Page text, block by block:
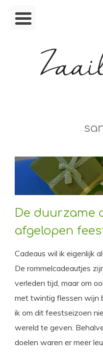
Skip
De duurzame
afgelopen
Cadeaus wil ik eigenlijk
De rommelcadeautjes
verleden tijd, maar om
met twintig flessen wijn
ik om dit feestseizoen
wereld te geven.
doelen waren er meer